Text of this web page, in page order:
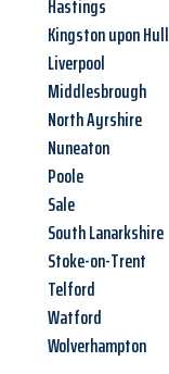
Hastings
Kingston upon Hull
Liverpool
Middlesbrough
North Ayrshire
Nuneaton
Poole
Sale
South Lanarkshire
Stoke-on-Trent
Telford
Watford
Wolverhampton